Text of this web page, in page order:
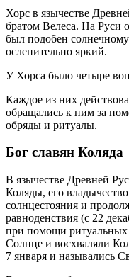
Хорс в язычестве
братом Велеса. На Руси
был подобен
ослепительно яркий.
У Хорса было четыре
Каждое из них
обращались к ним за
обряды и ритуалы.
Бог славян Коляда
В язычестве Древней
Коляды, его
солнцестояния и
равноденствия (с 22
при помощи ритуальных
Солнце и восхваляли
7 января и назывались